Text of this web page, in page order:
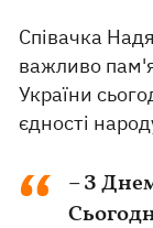
Співачка
важливо
України
єдності
– З